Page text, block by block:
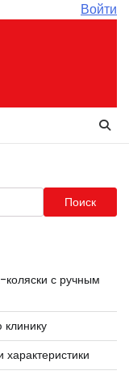
Войти
Поиск
коляски с ручным
клинику